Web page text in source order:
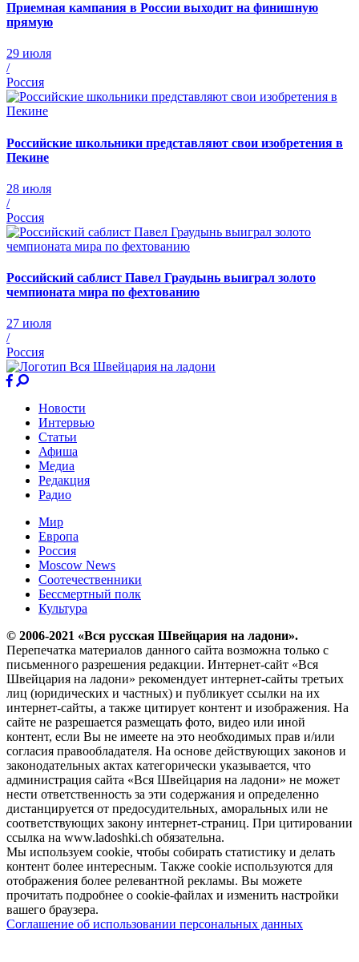
Приемная кампания в России выходит на финишную
прямую
29 июля
/
Россия
Российские школьники представляют свои изобретения в
Пекине
28 июля
/
Россия
Российский саблист Павел Граудынь выиграл золото
чемпионата мира по фехтованию
27 июля
/
Россия
Новости
Интервью
Статьи
Афиша
Медиа
Редакция
Радио
Мир
Европа
Россия
Moscow News
Соотечественники
Бессмертный полк
Культура
© 2006-2021 «Вся русская Швейцария на ладони».
Перепечатка материалов данного сайта возможна только с
письменного разрешения редакции. Интернет-сайт «Вся
Швейцария на ладони» рекомендует интернет-сайты третьих
лиц (юридических и частных) и публикует ссылки на их
интернет-сайты, а также цитирует контент и изображения. На
сайте не разрешается размещать фото, видео или иной
контент, если Вы не имеете на это необходимых прав и/или
согласия правообладателя. На основе действующих законов и
законодательных актах категорически указывается, что
администрация сайта «Вся Швейцария на ладони» не может
нести ответственность за эти содержания и определенно
дистанцируется от предосудительных, аморальных или не
соответствующих закону интернет-страниц. При цитировании
ссылка на www.ladoshki.ch обязательна.
Мы используем cookie, чтобы собирать статистику и делать
контент более интересным. Также cookie используются для
отображения более релевантной рекламы. Вы можете
прочитать подробнее о cookie-файлах и изменить настройки
вашего браузера.
Соглашение об использовании персональных данных